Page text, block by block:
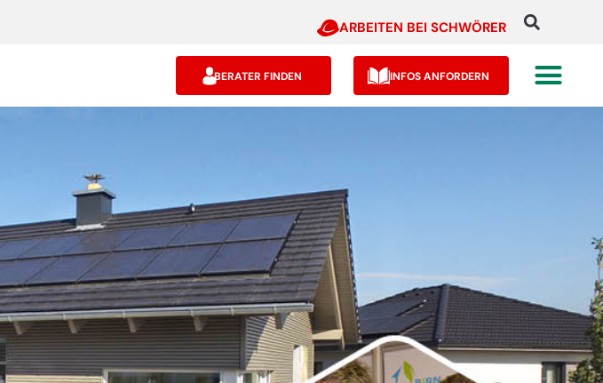
ARBEITEN BEI SCHWÖRER
BERATER FINDEN INFOS ANFORDERN